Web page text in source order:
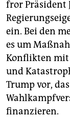
fror Präsident
ein. Bei den
es um
Konflikten mit
und
Trump vor,
finanzieren.